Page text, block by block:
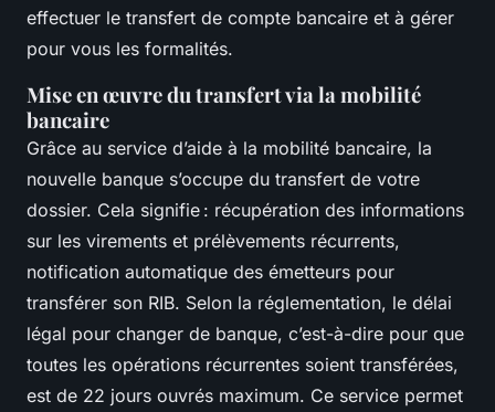
effectuer le transfert de compte bancaire et à gérer
pour vous les formalités.
Mise en œuvre du transfert via la mobilité
bancaire
Grâce au service d’aide à la mobilité bancaire, la
nouvelle banque s’occupe du transfert de votre
dossier. Cela signifie : récupération des informations
sur les virements et prélèvements récurrents,
notification automatique des émetteurs pour
transférer son RIB. Selon la réglementation, le délai
légal pour changer de banque, c’est-à-dire pour que
toutes les opérations récurrentes soient transférées,
est de 22 jours ouvrés maximum. Ce service permet